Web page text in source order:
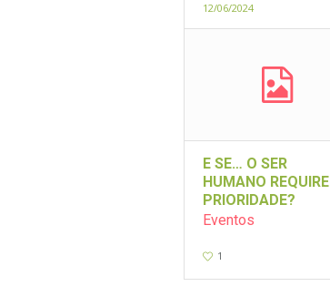
12/06/2024
E SE… O SER
HUMANO REQUIRE
PRIORIDADE?
Eventos
1